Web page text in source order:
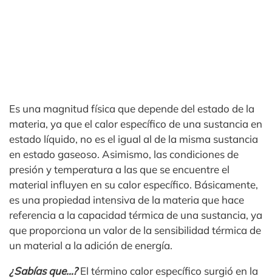
Es una magnitud física que depende del estado de la
materia, ya que el calor específico de una sustancia en
estado líquido, no es el igual al de la misma sustancia
en estado gaseoso. Asimismo, las condiciones de
presión y temperatura a las que se encuentre el
material influyen en su calor específico. Básicamente,
es una propiedad intensiva de la materia que hace
referencia a la capacidad térmica de una sustancia, ya
que proporciona un valor de la sensibilidad térmica de
un material a la adición de energía.
¿Sabías que…?El término calor específico surgió en la